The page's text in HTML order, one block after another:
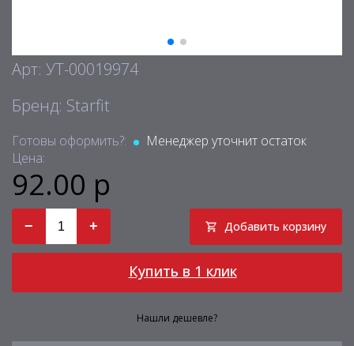
Арт: УТ-00019974
Бренд: Starfit
Готовы оформить?:
Менеджер уточнит остаток
Цена:
92.00 р
− + Добавить корзину
Купить в 1 клик
Нашли дешевле?